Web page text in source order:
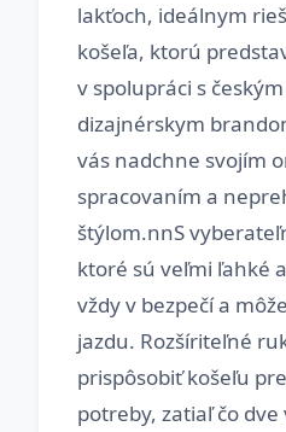
lakťoch, ideálnym
košeľa, ktorú
v spolupráci s
dizajnérskym
vás nadchne svojím
spracovaním a
štýlom.nnS
ktoré sú veľmi ľahké
vždy v bezpečí a
jazdu. Rozšíriteľné
prispôsobiť košeľu
potreby, zatiaľ čo